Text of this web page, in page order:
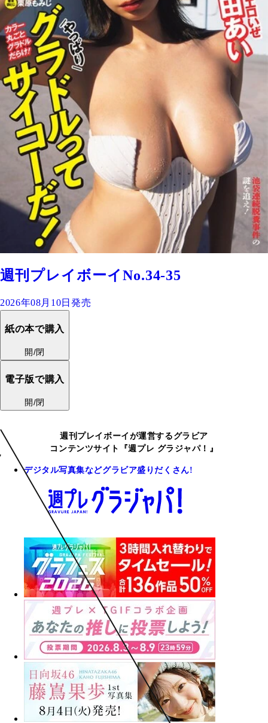
週刊プレイボーイNo.34-35
2026年08月10日発売
紙の本で購入
開/閉
電子版で購入
開/閉
週刊プレイボーイが運営するグラビア
コンテンツサイト『週プレ グラジャパ！』
デジタル写真集などグラビア盛りだくさん!